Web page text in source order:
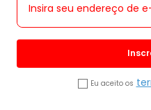
Eu aceito os